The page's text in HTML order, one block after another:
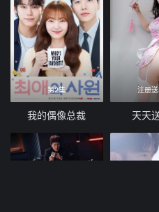
第2集
我的偶像总裁
注册
天天